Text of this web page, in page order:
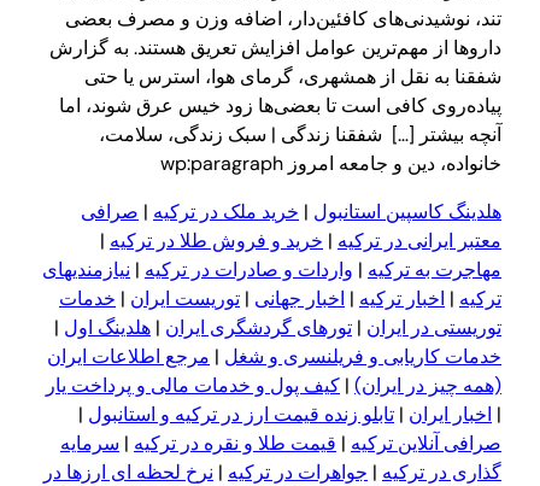
تند، نوشیدنی‌های کافئین‌دار، اضافه وزن و مصرف بعضی
داروها از مهم‌ترین عوامل افزایش تعریق هستند. به گزارش
شفقنا به نقل از همشهری، گرمای هوا، استرس یا حتی
پیاده‌روی کافی است تا بعضی‌ها زود خیس عرق شوند، اما
آنچه بیشتر […] شفقنا زندگی | سبک زندگی، سلامت،
خانواده، دین و جامعه امروز wp:paragraph
هلدینگ کاسپین استانبول | خرید ملک در ترکیه | صرافی
معتبر ایرانی در ترکیه | خرید و فروش طلا در ترکیه |
مهاجرت به ترکیه | واردات و صادرات در ترکیه | نیازمندیهای
ترکیه | اخبار ترکیه | اخبار جهانی | توریست ایران | خدمات
توریستی در ایران | تورهای گردشگری ایران | هلدینگ اول |
خدمات کاریابی و فریلنسری و شغل | مرجع اطلاعات ایران
(همه چیز در ایران) | کیف پول و خدمات مالی و پرداخت یار
| اخبار ایران | تابلو زنده قیمت ارز در ترکیه و استانبول |
صرافی آنلاین ترکیه | قیمت طلا و نقره در ترکیه | سرمایه
گذاری در ترکیه | جواهرات در ترکیه | نرخ لحظه ای ارزها در